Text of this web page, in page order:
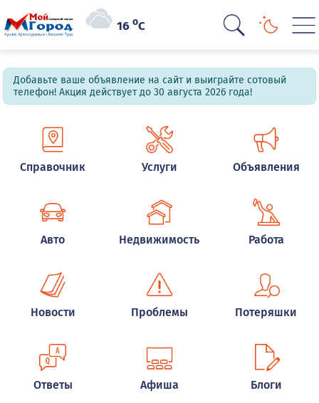
16oC
Добавьте ваше объявление на сайт и выиграйте сотовый
телефон! Акция действует до 30 августа 2026 года!
Справочник Услуги Объявления
Авто Недвижимость Работа
Новости Проблемы Потеряшки
Ответы Афиша Блоги